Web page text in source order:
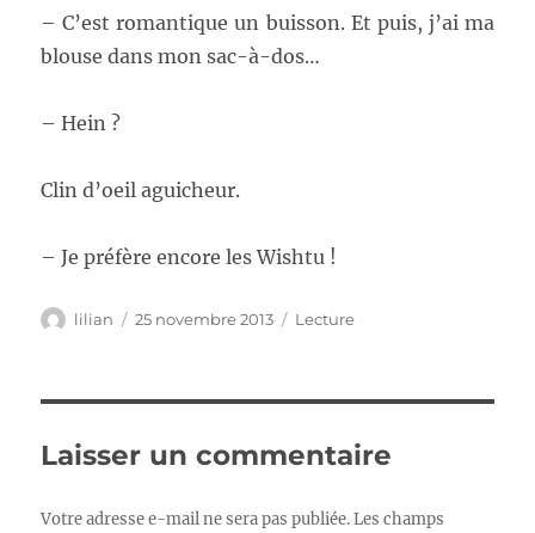
– C’est romantique un buisson. Et puis, j’ai ma
blouse dans mon sac-à-dos…
– Hein ?
Clin d’oeil aguicheur.
– Je préfère encore les Wishtu !
Auteur
lilian
Publié
25 novembre 2013 Catégories
Lecture
Laisser un commentaire
Votre adresse e-mail ne sera pas publiée. Les champs